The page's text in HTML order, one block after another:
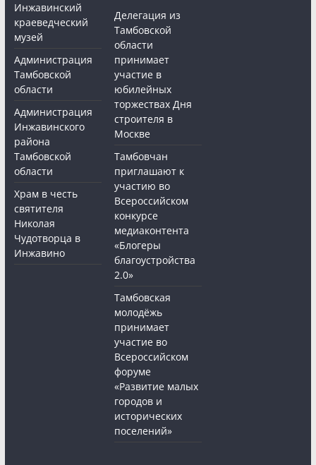
Инжавинский
краеведческий
музей
Администрация
Тамбовской
области
Администрация
Инжавинского
района
Тамбовской
области
Храм в честь
святителя
Николая
Чудотворца в
Инжавино
Делегация из
Тамбовской
области
принимает
участие в
юбилейных
торжествах Дня
строителя в
Москве
Тамбовчан
приглашают к
участию во
Всероссийском
конкурсе
медиаконтента
«Блогеры
благоустройства
2.0»
Тамбовская
молодёжь
принимает
участие во
Всероссийском
форуме
«Развитие малых
городов и
исторических
поселений»